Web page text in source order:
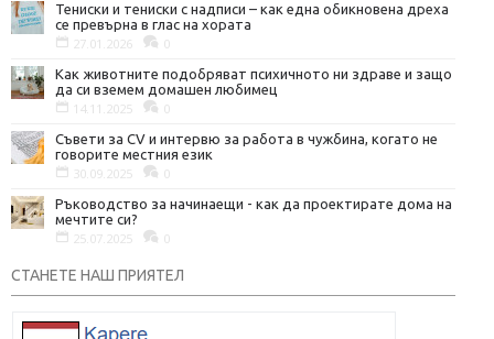
Тениски и тениски с надписи – как една обикновена дреха
се превърна в глас на хората
27.01.2026 0
Как животните подобряват психичното ни здраве и защо
да си вземем домашен любимец
14.11.2025 0
Съвети за CV и интервю за работа в чужбина, когато не
говорите местния език
30.09.2025 0
Ръководство за начинаещи - как да проектирате дома на
мечтите си?
25.07.2025 0
СТАНЕТЕ НАШ ПРИЯТЕЛ